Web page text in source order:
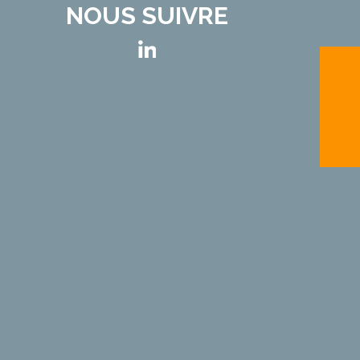
NOUS SUIVRE